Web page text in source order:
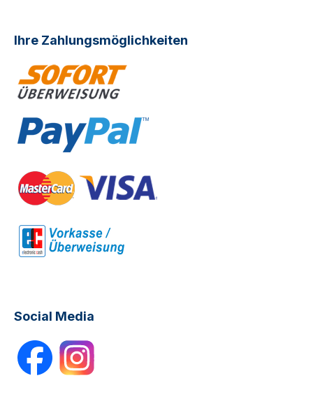
Ihre Zahlungsmöglichkeiten
Social Media